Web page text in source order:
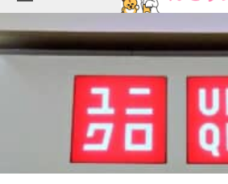
TOP ニュース
クイズ
教育・育児
リサーチ